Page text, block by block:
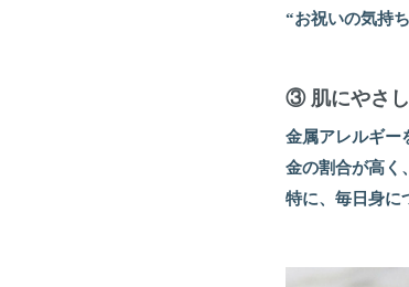
“お祝いの気持
③ 肌にやさ
金属アレルギー
金の割合が高く
特に、毎日身に